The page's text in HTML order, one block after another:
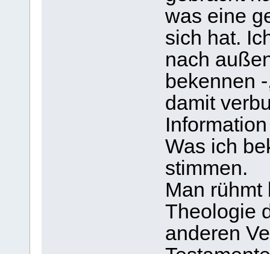
was eine
sich hat.
nach
bekennen
damit
Was ich
stimmen.
Man
Theologie
anderen